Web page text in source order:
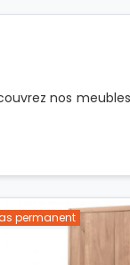
nos
permanent